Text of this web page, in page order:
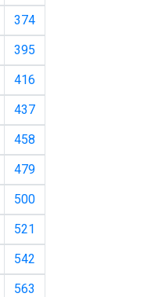
374
395
416
437
458
479
500
521
542
563